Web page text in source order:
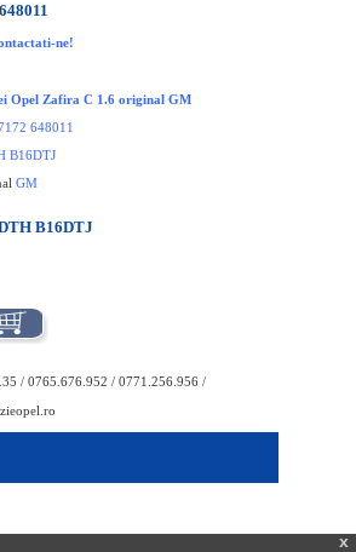
ne!
Opel Zafira C 1.6 original GM
648011
B16DTJ
GM
B16DTJ
/ 0765.676.952 / 0771.256.956 /
x